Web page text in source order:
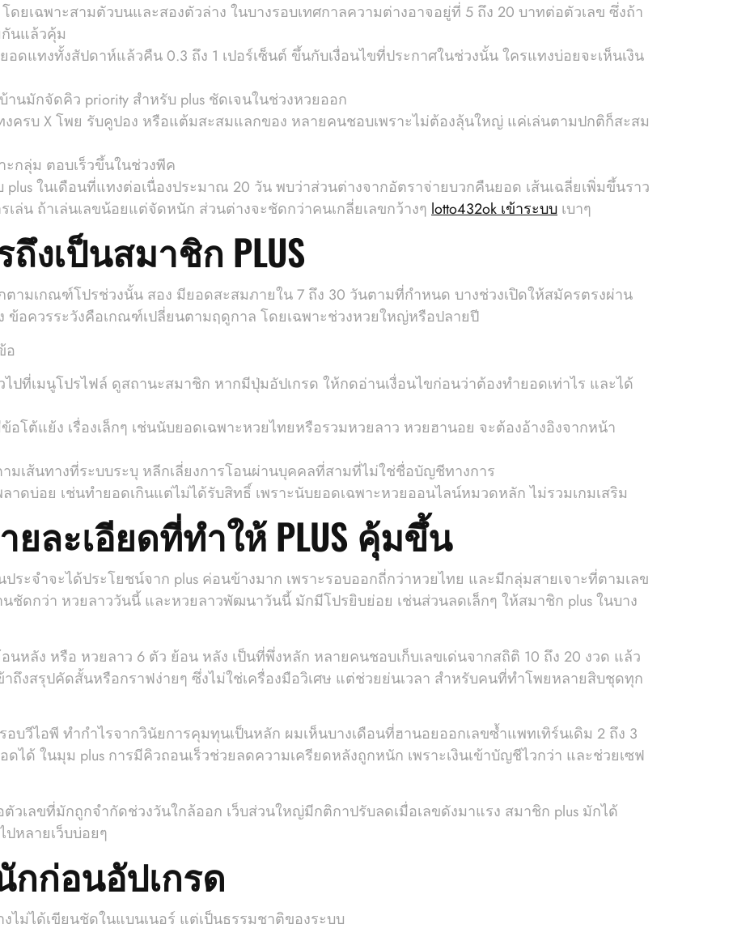
ยเฉพาะสามตัวบนและสองตัวล่าง ในบางรอบเทศกาลความต่างอาจอยู่ที่ 5 ถึง 20 บาทต่อตัวเลข ซึ่งถ้า
นแล้วคุ้ม
ดแทงทั้งสัปดาห์แล้วคืน 0.3 ถึง 1 เปอร์เซ็นต์ ขึ้นกับเงื่อนไขที่ประกาศในช่วงนั้น ใครแทงบ่อยจะเห็นเงิน
นมักจัดคิว priority สำหรับ plus ชัดเจนในช่วงหวยออก
ครบ X โพย รับคูปอง หรือแต้มสะสมแลกของ หลายคนชอบเพราะไม่ต้องลุ้นใหญ่ แค่เล่นตามปกติก็สะสม
กลุ่ม ตอบเร็วขึ้นในช่วงพีค
ในเดือนที่แทงต่อเนื่องประมาณ 20 วัน พบว่าส่วนต่างจากอัตราจ่ายบวกคืนยอด เส้นเฉลี่ยเพิ่มขึ้นราว
ล่น ถ้าเล่นเลขน้อยแต่จัดหนัก ส่วนต่างจะชัดกว่าคนเกลี่ยเลขกว้างๆ lotto432ok เข้าระบบ เบาๆ
งเป็นสมาชิก PLUS
ามเกณฑ์โปรช่วงนั้น สอง มียอดสะสมภายใน 7 ถึง 30 วันตามที่กำหนด บางช่วงเปิดให้สมัครตรงผ่าน
อควรระวังคือเกณฑ์เปลี่ยนตามฤดูกาล โดยเฉพาะช่วงหวยใหญ่หรือปลายปี
อ
ไปที่เมนูโปรไฟล์ ดูสถานะสมาชิก หากมีปุ่มอัปเกรด ให้กดอ่านเงื่อนไขก่อนว่าต้องทำยอดเท่าไร และได้
อโต้แย้ง เรื่องเล็กๆ เช่นนับยอดเฉพาะหวยไทยหรือรวมหวยลาว หวยฮานอย จะต้องอ้างอิงจากหน้า
มเส้นทางที่ระบบระบุ หลีกเลี่ยงการโอนผ่านบุคคลที่สามที่ไม่ใช่ชื่อบัญชีทางการ
ดบ่อย เช่นทำยอดเกินแต่ไม่ได้รับสิทธิ์ เพราะนับยอดเฉพาะหวยออนไลน์หมวดหลัก ไม่รวมเกมเสริม
ละเอียดที่ทำให้ PLUS คุ้มขึ้น
ระจำจะได้ประโยชน์จาก plus ค่อนข้างมาก เพราะรอบออกถี่กว่าหวยไทย และมีกลุ่มสายเจาะที่ตามเลข
ชัดกว่า หวยลาววันนี้ และหวยลาวพัฒนาวันนี้ มักมีโปรยิบย่อย เช่นส่วนลดเล็กๆ ให้สมาชิก plus ในบาง
หลัง หรือ หวยลาว 6 ตัว ย้อน หลัง เป็นที่พึ่งหลัก หลายคนชอบเก็บเลขเด่นจากสถิติ 10 ถึง 20 งวด แล้ว
าถึงสรุปคัดสั้นหรือกราฟง่ายๆ ซึ่งไม่ใช่เครื่องมือวิเศษ แต่ช่วยย่นเวลา สำหรับคนที่ทำโพยหลายสิบชุดทุก
บวีไอพี ทำกำไรจากวินัยการคุมทุนเป็นหลัก ผมเห็นบางเดือนที่ฮานอยออกเลขซ้ำแพทเทิร์นเดิม 2 ถึง 3
ได้ ในมุม plus การมีคิวถอนเร็วช่วยลดความเครียดหลังถูกหนัก เพราะเงินเข้าบัญชีไวกว่า และช่วยเซฟ
เลขที่มักถูกจำกัดช่วงวันใกล้ออก เว็บส่วนใหญ่มีกติกาปรับลดเมื่อเลขดังมาแรง สมาชิก plus มักได้
หลายเว็บบ่อยๆ
กก่อนอัปเกรด
ม่ได้เขียนชัดในแบนเนอร์ แต่เป็นธรรมชาติของระบบ